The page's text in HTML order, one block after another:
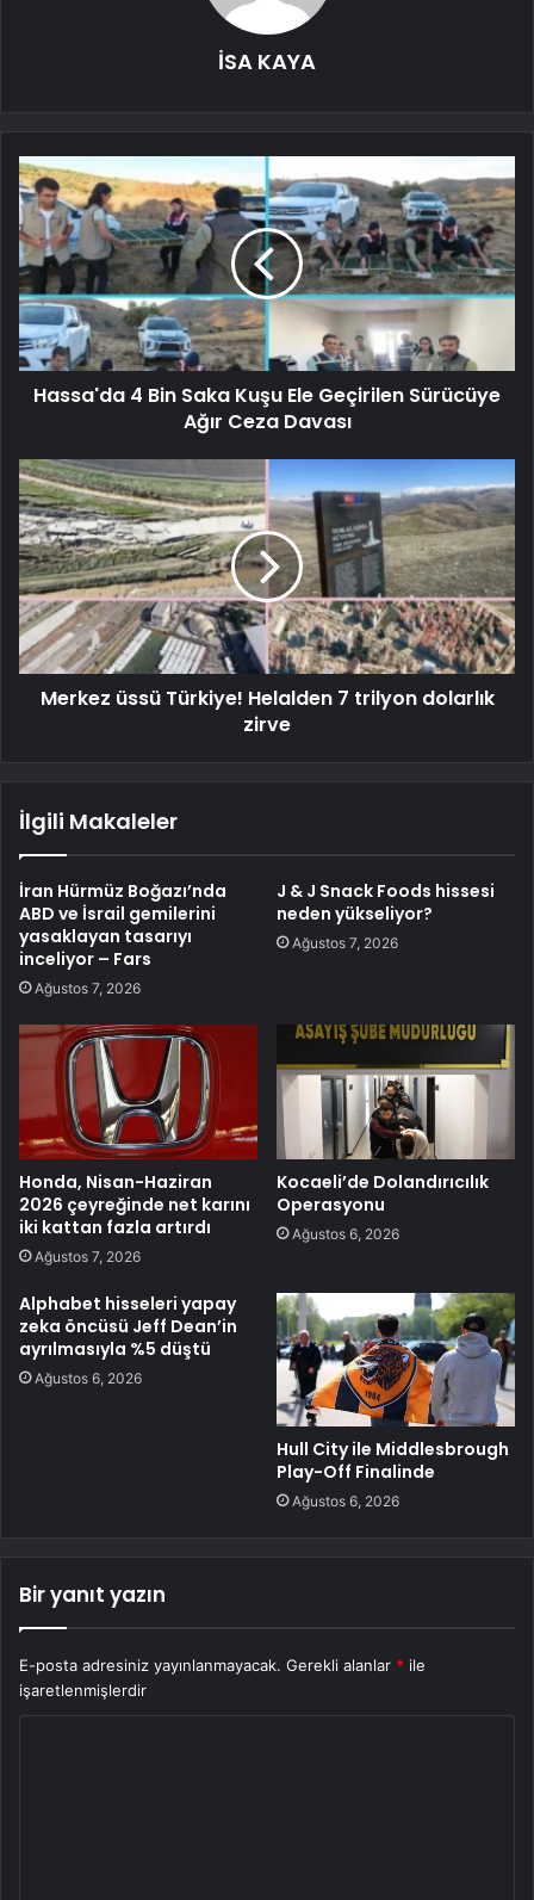
İSA KAYA
Hassa'da 4 Bin Saka Kuşu Ele Geçirilen Sürücüye
Ağır Ceza Davası
Merkez üssü Türkiye! Helalden 7 trilyon dolarlık
zirve
İlgili Makaleler
İran Hürmüz Boğazı’nda
ABD ve İsrail gemilerini
yasaklayan tasarıyı
inceliyor – Fars
Ağustos 7, 2026
J & J Snack Foods hissesi
neden yükseliyor?
Ağustos 7, 2026
Honda, Nisan-Haziran
2026 çeyreğinde net karını
iki kattan fazla artırdı
Ağustos 7, 2026
Kocaeli’de Dolandırıcılık
Operasyonu
Ağustos 6, 2026
Alphabet hisseleri yapay
zeka öncüsü Jeff Dean’in
ayrılmasıyla %5 düştü
Ağustos 6, 2026
Hull City ile Middlesbrough
Play-Off Finalinde
Ağustos 6, 2026
Bir yanıt yazın
E-posta adresiniz yayınlanmayacak. Gerekli alanlar * ile
işaretlenmişlerdir